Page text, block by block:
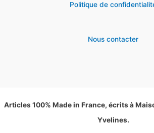
Politique de
Nous contacter
Articles 100% Made in France, écrits à
Yvelines.